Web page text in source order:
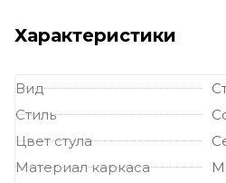
Характеристики
Вид
Стиль
Цвет стула
Материал каркаса